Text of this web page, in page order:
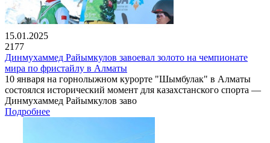
15.01.2025
2177
Динмухаммед Райымкулов завоевал золото на чемпионате
мира по фристайлу в Алматы
10 января на горнолыжном курорте "Шымбулак" в Алматы
состоялся исторический момент для казахстанского спорта —
Динмухаммед Райымкулов заво
Подробнее